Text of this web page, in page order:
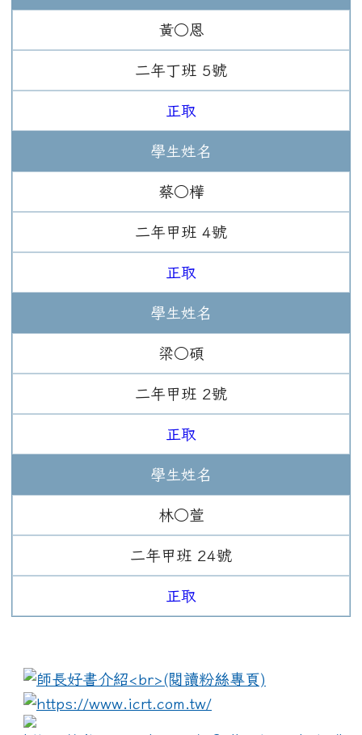
黃○恩
二年丁班 5號
正取
學生姓名
蔡○樺
二年 甲班 4號
正取
學生姓名
梁○碩
二年 甲班 2號
正取
學生姓名
林○萱
二年 甲班 24號
正取
link to https://